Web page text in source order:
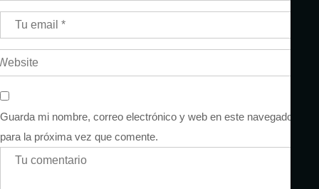
Guarda mi nombre, correo electrónico y web en este navegador
para la próxima vez que comente.